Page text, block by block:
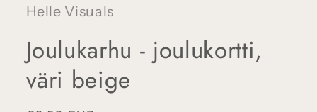
ikkunassa
Helle Visuals
Joulukarhu - joulukortti,
väri beige